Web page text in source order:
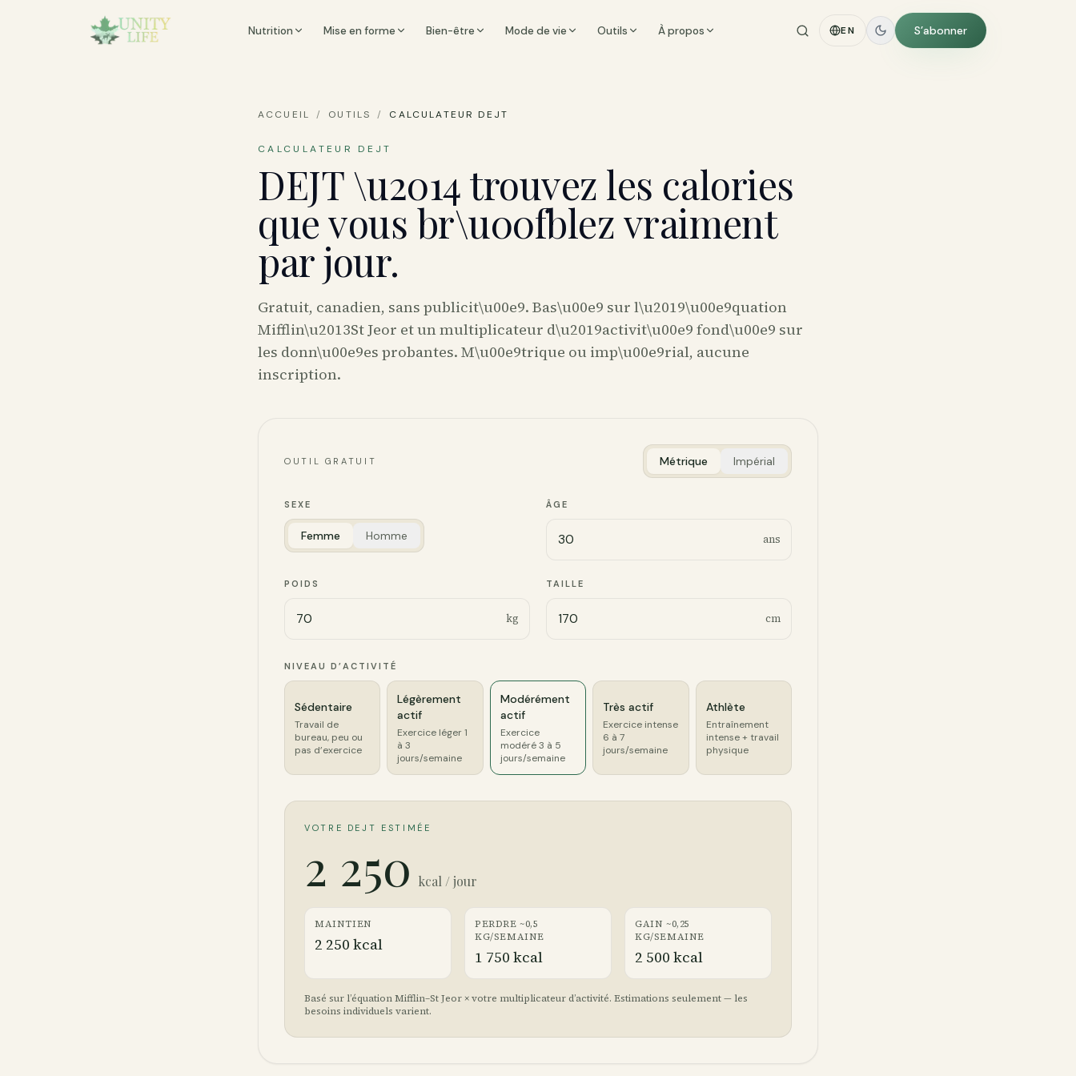
Nutrition Mise en forme Bien-être Mode de vie Outils À propos EN S’abonner
ACCUEIL / OUTILS / CALCULATEUR DEJT
CALCULATEUR DEJT
DEJT \u2014 trouvez les calories
que vous br\u00fblez vraiment
par jour.
Gratuit, canadien, sans publicit\u00e9. Bas\u00e9 sur l\u2019\u00e9quation
Mifflin\u2013St Jeor et un multiplicateur d\u2019activit\u00e9 fond\u00e9 sur
les donn\u00e9es probantes. M\u00e9trique ou imp\u00e9rial, aucune
inscription.
OUTIL GRATUIT Métrique Impérial
SEXE
Femme Homme
ÂGE
ans
POIDS
kg
TAILLE
cm
NIVEAU D’ACTIVITÉ
Sédentaire
Travail de
bureau, peu ou
pas d’exercice
Légèrement
actif
Exercice léger 1
à 3
jours/semaine
Modérément
actif
Exercice
modéré 3 à 5
jours/semaine
Très actif
Exercice intense
6 à 7
jours/semaine
Athlète
Entraînement
intense + travail
physique
VOTRE DEJT ESTIMÉE
2 250 kcal / jour
MAINTIEN
2 250 kcal
PERDRE ~0,5
KG/SEMAINE
1 750 kcal
GAIN ~0,25
KG/SEMAINE
2 500 kcal
Basé sur l’équation Mifflin–St Jeor × votre multiplicateur d’activité. Estimations seulement — les
besoins individuels varient.